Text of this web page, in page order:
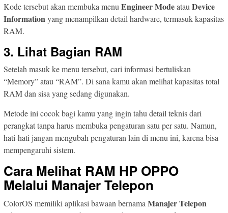
Kode tersebut akan membuka menu Engineer Modeatau Device
Informationyang menampilkan detail hardware, termasuk kapasitas
RAM.
3. Lihat Bagian RAM
Setelah masuk ke menu tersebut, cari informasi bertuliskan
“Memory” atau “RAM”. Di sana kamu akan melihat kapasitas total
RAM dan sisa yang sedang digunakan.
Metode ini cocok bagi kamu yang ingin tahu detail teknis dari
perangkat tanpa harus membuka pengaturan satu per satu. Namun,
hati-hati jangan mengubah pengaturan lain di menu ini, karena bisa
mempengaruhi sistem.
Cara Melihat RAM HP OPPO
Melalui Manajer Telepon
ColorOS memiliki aplikasi bawaan bernama Manajer Telepon